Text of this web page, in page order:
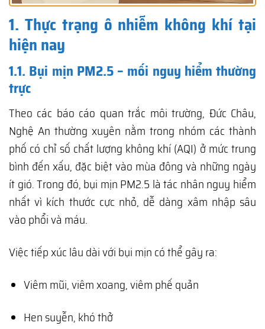
1. Thực trạng ô nhiễm không khí tại
hiện nay
1.1. Bụi mịn PM2.5 – mối nguy hiểm thường
trực
Theo các báo cáo quan trắc môi trường, Đức Châu,
Nghệ An thường xuyên nằm trong nhóm các thành
phố có chỉ số chất lượng không khí (AQI) ở mức trung
bình đến xấu, đặc biệt vào mùa đông và những ngày
ít gió. Trong đó, bụi mịn PM2.5 là tác nhân nguy hiểm
nhất vì kích thước cực nhỏ, dễ dàng xâm nhập sâu
vào phổi và máu.
Việc tiếp xúc lâu dài với bụi mịn có thể gây ra:
Viêm mũi, viêm xoang, viêm phế quản
Hen suyễn, khó thở